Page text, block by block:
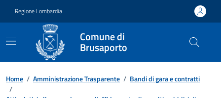
Regione Lombardia
Comune di
Brusaporto
Home / Amministrazione Trasparente / Bandi di gara e contratti
/